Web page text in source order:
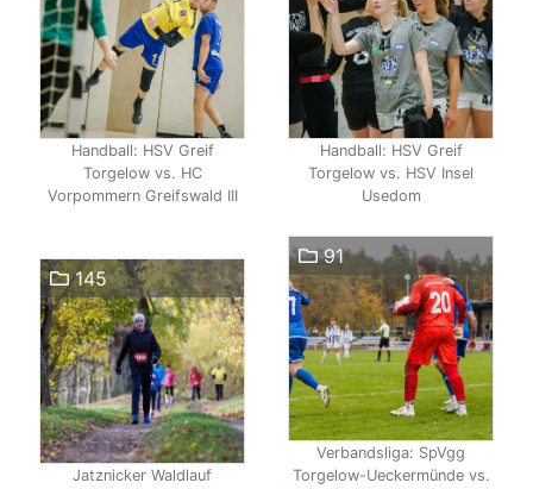
Handball: HSV Greif
Torgelow vs. HC
Vorpommern Greifswald III
Handball: HSV Greif
Torgelow vs. HSV Insel
Usedom
145
Jatznicker Waldlauf
91
Verbandsliga: SpVgg
Torgelow-Ueckermünde vs.